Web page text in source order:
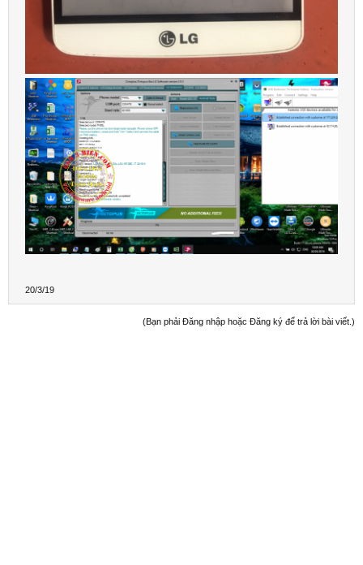
20/3/19
(Bạn phải Đăng nhập hoặc Đăng ký để trả lời bài viết.)